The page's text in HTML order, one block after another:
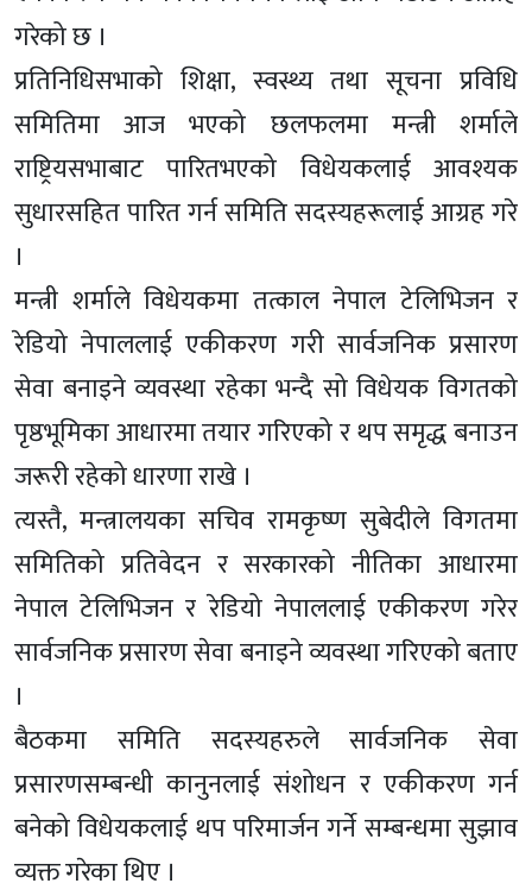
गरेको छ ।
प्रतिनिधिसभाको शिक्षा, स्वस्थ्य तथा सूचना प्रविधि
समितिमा आज भएको छलफलमा मन्त्री शर्माले
राष्ट्रियसभाबाट पारितभएको विधेयकलाई आवश्यक
सुधारसहित पारित गर्न समिति सदस्यहरूलाई आग्रह गरे
।
मन्त्री शर्माले विधेयकमा तत्काल नेपाल टेलिभिजन र
रेडियो नेपाललाई एकीकरण गरी सार्वजनिक प्रसारण
सेवा बनाइने व्यवस्था रहेका भन्दै सो विधेयक विगतको
पृष्ठभूमिका आधारमा तयार गरिएको र थप समृद्ध बनाउन
जरूरी रहेको धारणा राखे ।
त्यस्तै, मन्त्रालयका सचिव रामकृष्ण सुबेदीले विगतमा
समितिको प्रतिवेदन र सरकारको नीतिका आधारमा
नेपाल टेलिभिजन र रेडियो नेपाललाई एकीकरण गरेर
सार्वजनिक प्रसारण सेवा बनाइने व्यवस्था गरिएको बताए
।
बैठकमा समिति सदस्यहरुले सार्वजनिक सेवा
प्रसारणसम्बन्धी कानुनलाई संशोधन र एकीकरण गर्न
बनेको विधेयकलाई थप परिमार्जन गर्ने सम्बन्धमा सुझाव
व्यक्त गरेका थिए ।